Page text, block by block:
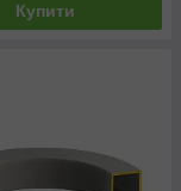
Купити